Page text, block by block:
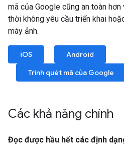
mã của Google cũng an toàn
thời không yêu cầu triển khai
máy ảnh.
iOS
Android
Trình quét mã của Google
Các khả năng chính
Đọc được hầu hết các định